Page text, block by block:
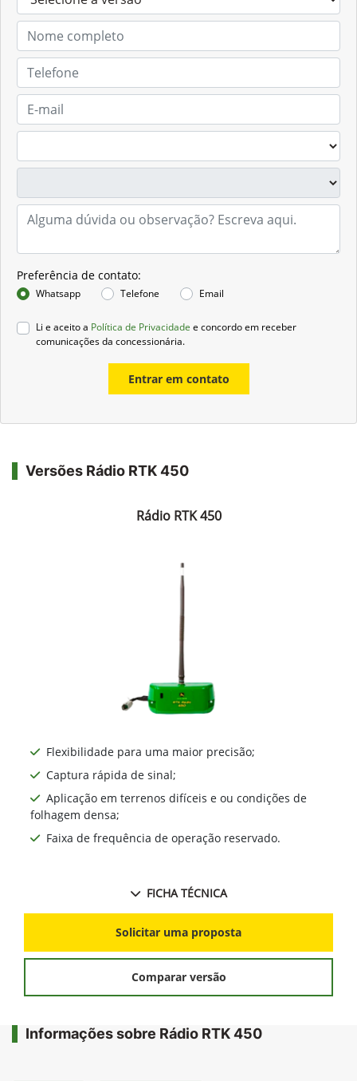
Preferência de contato:
Whatsapp Telefone Email
Li e aceito a Política de Privacidade e concordo em receber
comunicações da concessionária.
Entrar em contato
Versões Rádio RTK 450
Rádio RTK 450
Flexibilidade para uma maior precisão;
Captura rápida de sinal;
Aplicação em terrenos difíceis e ou condições de
folhagem densa;
Faixa de frequência de operação reservado.
FICHA TÉCNICA
Solicitar uma proposta
Comparar versão
Informações sobre Rádio RTK 450